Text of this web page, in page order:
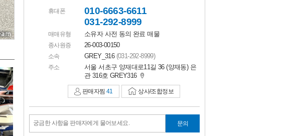
휴대폰
010-6663-6611
031-292-8999
매매유형 소유자 사전 동의 완료 매물
종사원증 26-003-00150
소속 GREY_316 (031-292-8999)
주소
서울 서초구 양재대로11길 36 (양재동) 은
관 316호 GREY316
판매자찜 41 상사/조합정보
궁금한 사항을 판매자에게 물어보세요. 문의